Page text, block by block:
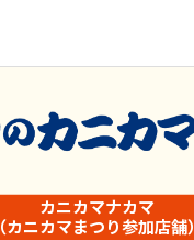
カニカマナカマ
（カニカマまつり参加店舗）